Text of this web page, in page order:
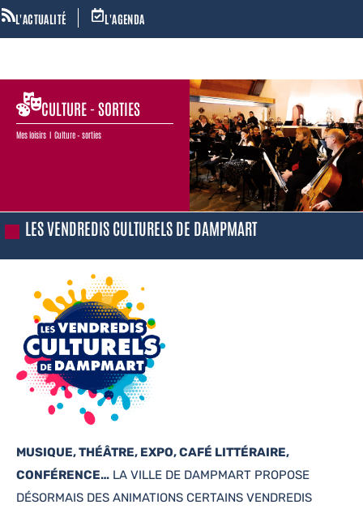
L'ACTUALITÉ L'AGENDA
CULTURE - SORTIES
Mes loisirs I Culture – sorties
LES VENDREDIS CULTURELS DE DAMPMART
MUSIQUE, THÉÂTRE, EXPO, CAFÉ LITTÉRAIRE,
CONFÉRENCE… LA VILLE DE DAMPMART PROPOSE
DÉSORMAIS DES ANIMATIONS CERTAINS VENDREDIS